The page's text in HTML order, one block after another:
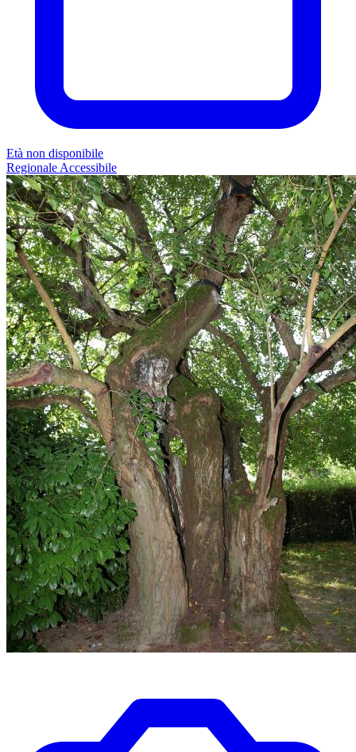
Età non disponibile
Regionale Accessibile